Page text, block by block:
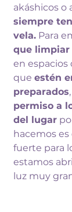
akáshicos o
siempre
vela. Para
que limpiar
en espacios
que estén
preparados
permiso a
del lugar
hacemos es
fuerte para
estamos
luz muy